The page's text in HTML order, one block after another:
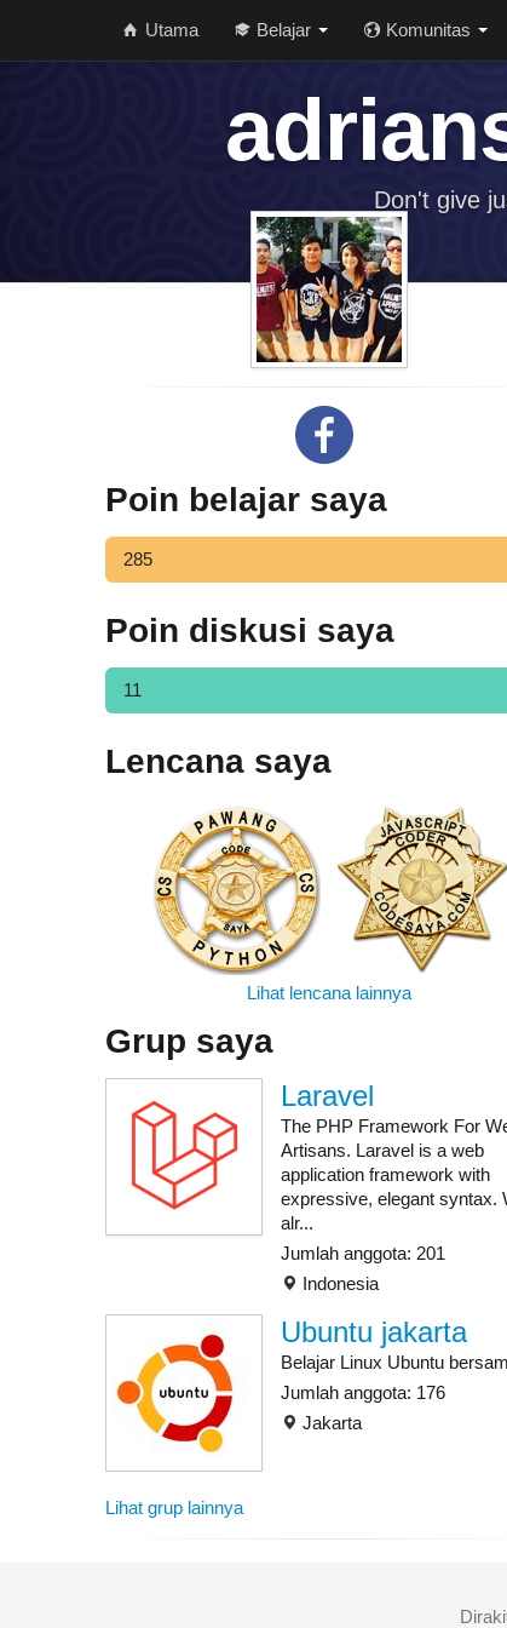
Utama Belajar Komunitas
Don't give
Poin belajar saya
285
Poin diskusi saya
11
Lencana saya
Lihat lencana lainnya
Grup saya
Laravel
The PHP Framework For
Artisans. Laravel is a web
application framework with
expressive, elegant syntax.
alr...
Jumlah anggota: 201
Indonesia
Ubuntu jakarta
Belajar Linux Ubuntu
Jumlah anggota: 176
Jakarta
Lihat grup lainnya